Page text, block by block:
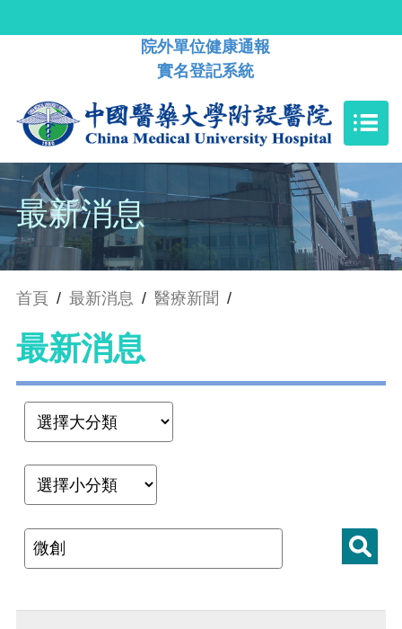
院外單位健康通報
實名登記系統
最新消息
首頁 / 最新消息 / 醫療新聞 /
最新消息